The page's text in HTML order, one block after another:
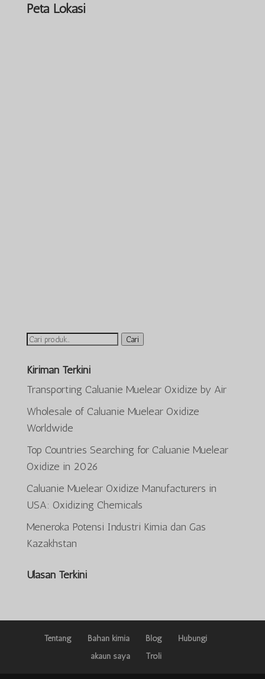
Peta Lokasi
Cari
Cari
Kiriman Terkini
Transporting Caluanie Muelear Oxidize by Air
Wholesale of Caluanie Muelear Oxidize
Worldwide
Top Countries Searching for Caluanie Muelear
Oxidize in 2026
Caluanie Muelear Oxidize Manufacturers in
USA: Oxidizing Chemicals
Meneroka Potensi Industri Kimia dan Gas
Kazakhstan
Ulasan Terkini
Tentang Bahan kimia Blog
Hubungi
akaun saya
Troli
Tiếng Việt